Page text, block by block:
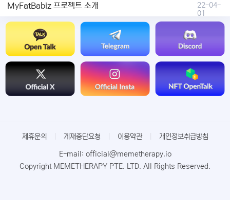
MyFatBabiz 프로젝트 소개
22-04-
01
제휴문의 게재중단요청 이용약관 개인정보취급방침
E-mail: official@memetherapy.io
Copyright MEMETHERAPY PTE. LTD. All Rights Reserved.